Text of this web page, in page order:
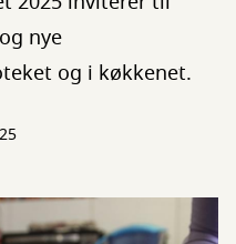
nye
og i køkkenet.